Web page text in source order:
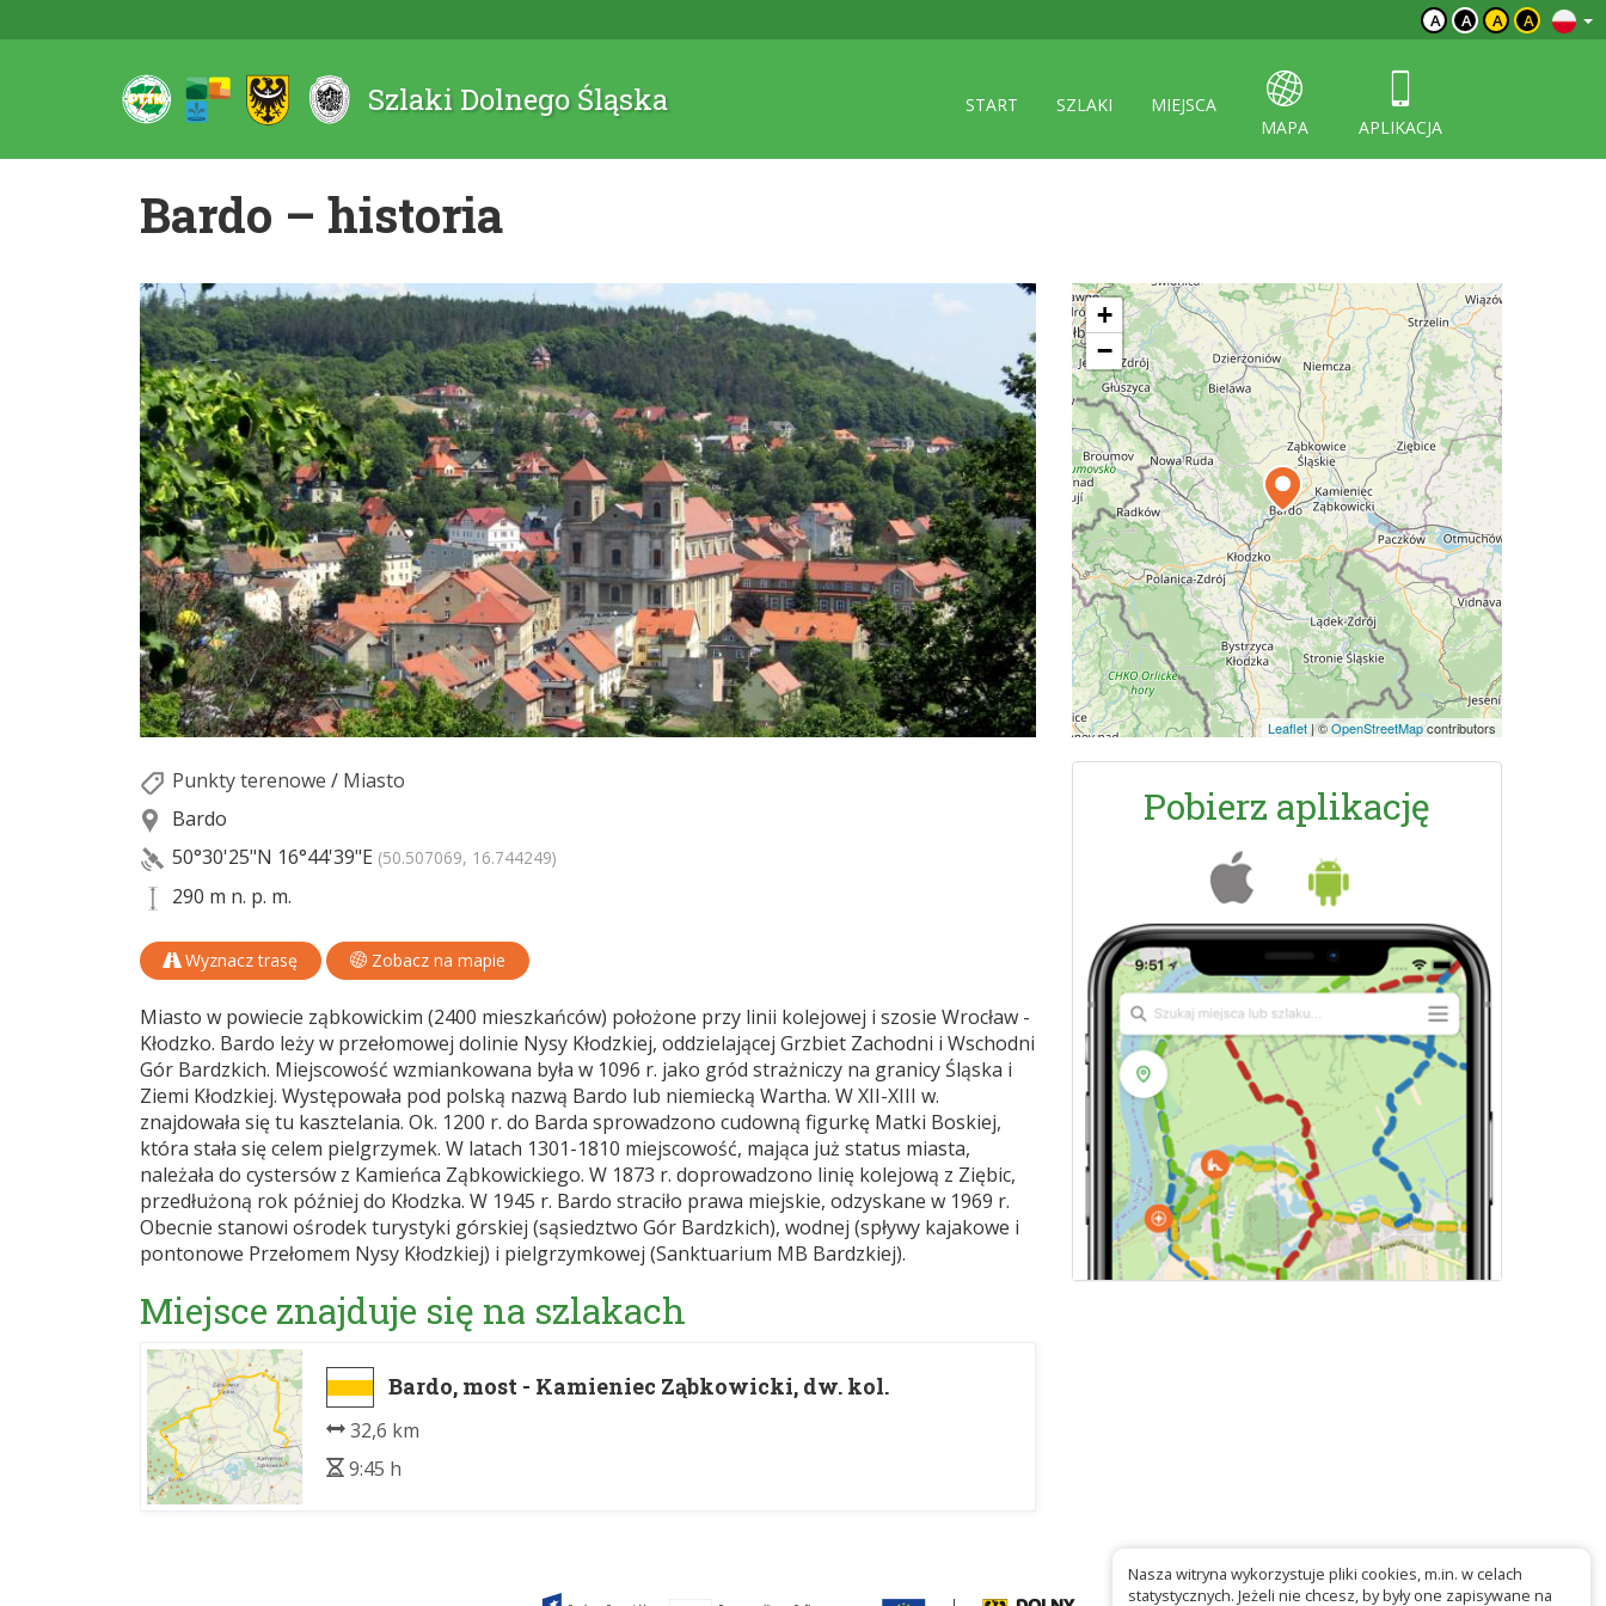
A A A A
Szlaki Dolnego Śląska START SZLAKI
MIEJSCA
MAPA
APLIKACJA
Bardo – historia
Punkty terenowe / Miasto
Bardo
50°30'25"N 16°44'39"E (50.507069, 16.744249)
290 m n. p. m.
Wyznacz trasę Zobacz na mapie
Miasto w powiecie ząbkowickim (2400 mieszkańców) położone przy linii kolejowej i szosie Wrocław -
Kłodzko. Bardo leży w przełomowej dolinie Nysy Kłodzkiej, oddzielającej Grzbiet Zachodni i Wschodni
Gór Bardzkich. Miejscowość wzmiankowana była w 1096 r. jako gród strażniczy na granicy Śląska i
Ziemi Kłodzkiej. Występowała pod polską nazwą Bardo lub niemiecką Wartha. W XII-XIII w.
znajdowała się tu kasztelania. Ok. 1200 r. do Barda sprowadzono cudowną figurkę Matki Boskiej,
która stała się celem pielgrzymek. W latach 1301-1810 miejscowość, mająca już status miasta,
należała do cystersów z Kamieńca Ząbkowickiego. W 1873 r. doprowadzono linię kolejową z Ziębic,
przedłużoną rok później do Kłodzka. W 1945 r. Bardo straciło prawa miejskie, odzyskane w 1969 r.
Obecnie stanowi ośrodek turystyki górskiej (sąsiedztwo Gór Bardzkich), wodnej (spływy kajakowe i
pontonowe Przełomem Nysy Kłodzkiej) i pielgrzymkowej (Sanktuarium MB Bardzkiej).
Miejsce znajduje się na szlakach
Bardo, most - Kamieniec Ząbkowicki, dw. kol.
32,6 km
9:45 h
+
−
Leaflet |©OpenStreetMapcontributors
Pobierz aplikację
Nasza witryna wykorzystuje pliki cookies, m.in. w celach
statystycznych. Jeżeli nie chcesz, by były one zapisywane na